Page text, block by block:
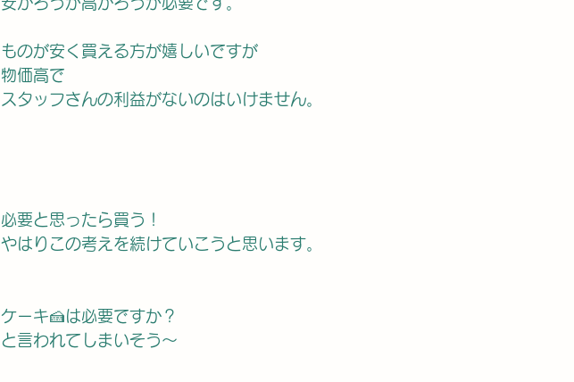
ものが安く買える方が嬉しいですが
物価高で
スタッフさんの利益がないのはいけません。
必要と思ったら買う！
やはりこの考えを続けていこうと思います。
ケーキ🍰は必要ですか？
と言われてしまいそう〜